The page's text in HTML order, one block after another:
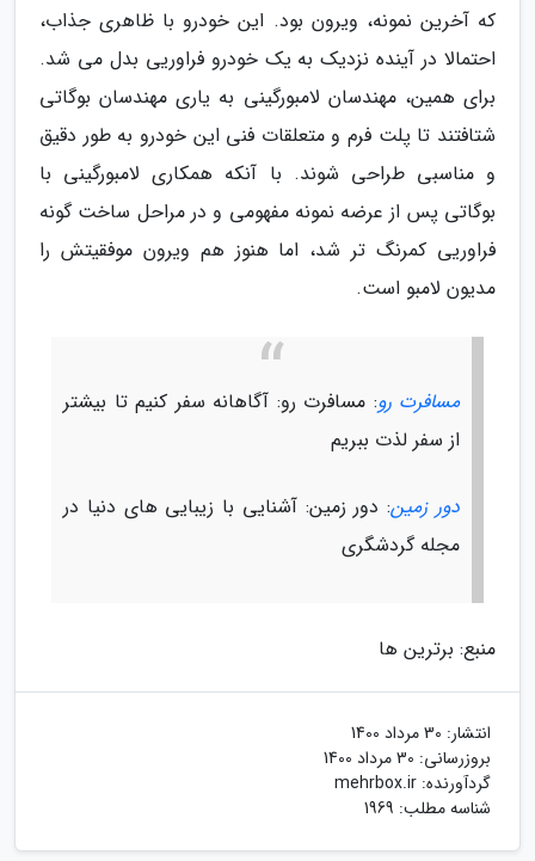
که آخرین نمونه، ویرون بود. این خودرو با ظاهری جذاب،
احتمالا در آینده نزدیک به یک خودرو فراوریی بدل می شد.
برای همین، مهندسان لامبورگینی به یاری مهندسان بوگاتی
شتافتند تا پلت فرم و متعلقات فنی این خودرو به طور دقیق
و مناسبی طراحی شوند. با آنکه همکاری لامبورگینی با
بوگاتی پس از عرضه نمونه مفهومی و در مراحل ساخت گونه
فراوریی کمرنگ تر شد، اما هنوز هم ویرون موفقیتش را
مدیون لامبو است.
مسافرت رو: مسافرت رو: آگاهانه سفر کنیم تا بیشتر
از سفر لذت ببریم
دور زمین: دور زمین: آشنایی با زیبایی های دنیا در
مجله گردشگری
منبع: برترین ها
انتشار: 30 مرداد 1400
بروزرسانی: 30 مرداد 1400
گردآورنده: mehrbox.ir
شناسه مطلب: 1969